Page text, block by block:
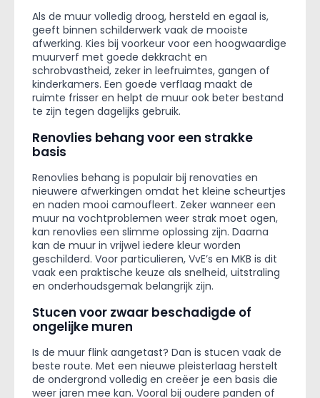
Als de muur volledig droog, hersteld en egaal is,
geeft binnen schilderwerk vaak de mooiste
afwerking. Kies bij voorkeur voor een hoogwaardige
muurverf met goede dekkracht en
schrobvastheid, zeker in leefruimtes, gangen of
kinderkamers. Een goede verflaag maakt de
ruimte frisser en helpt de muur ook beter bestand
te zijn tegen dagelijks gebruik.
Renovlies behang voor een strakke
basis
Renovlies behang is populair bij renovaties en
nieuwere afwerkingen omdat het kleine scheurtjes
en naden mooi camoufleert. Zeker wanneer een
muur na vochtproblemen weer strak moet ogen,
kan renovlies een slimme oplossing zijn. Daarna
kan de muur in vrijwel iedere kleur worden
geschilderd. Voor particulieren, VvE’s en MKB is dit
vaak een praktische keuze als snelheid, uitstraling
en onderhoudsgemak belangrijk zijn.
Stucen voor zwaar beschadigde of
ongelijke muren
Is de muur flink aangetast? Dan is stucen vaak de
beste route. Met een nieuwe pleisterlaag herstelt
de ondergrond volledig en creëer je een basis die
weer jaren mee kan. Vooral bij oudere panden of